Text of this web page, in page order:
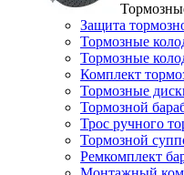
Защита
Тормозные
Тормозные
Комплект
Тормозные
Тормозной
Трос ручного
Тормозной
Ремкомплект